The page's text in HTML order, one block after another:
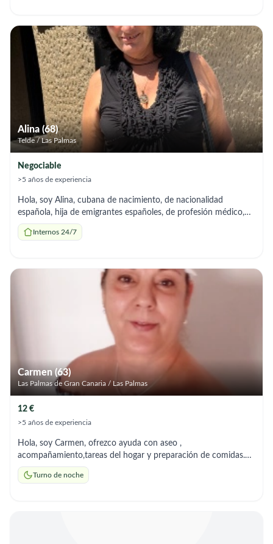
Alina (68)
Telde / Las Palmas
Negociable
>5 años de experiencia
Hola, soy Alina, cubana de nacimiento, de nacionalidad
española, hija de emigrantes españoles, de profesión médico,
ejercida en Cuba, y ofrezco mis servicios para cuidar ancianos y
cuidados del hogar, en régimen interno.
Internos 24/7
Carmen (63)
Las Palmas de Gran Canaria / Las Palmas
12 €
>5 años de experiencia
Hola, soy Carmen, ofrezco ayuda con aseo ,
acompañamiento,tareas del hogar y preparación de comidas.
Soy responsable y me adapto a los horarios que necesites,
gracias...
Turno de noche